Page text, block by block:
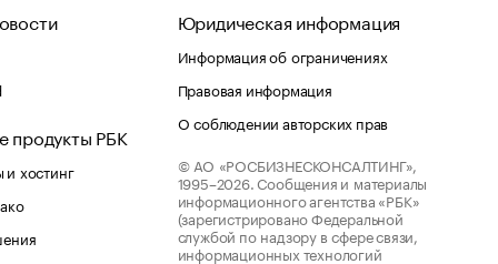
продукты РБК
хостинг
Юридическая информация
Информация об ограничениях
Правовая информация
О соблюдении авторских прав
© АО «РОСБИЗНЕСКОНСАЛТИНГ»,
1995–2026. Сообщения и материалы
информационного агентства «РБК»
(зарегистрировано Федеральной
службой по надзору в сфере связи,
информационных технологий